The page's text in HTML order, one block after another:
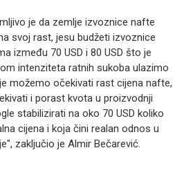
je da zemlje izvoznice nafte
svoj rast, jesu budžeti izvoznice
između 70 USD i 80 USD što je
intenziteta ratnih sukoba ulazimo
možemo očekivati ​​rast cijena nafte,
​​i porast kvota u proizvodnji
stabilizirati na oko 70 USD koliko
cijena i koja čini realan odnos u
zaključio je Almir Bečarević.